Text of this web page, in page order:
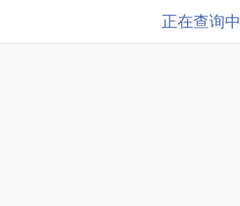
正在查询中